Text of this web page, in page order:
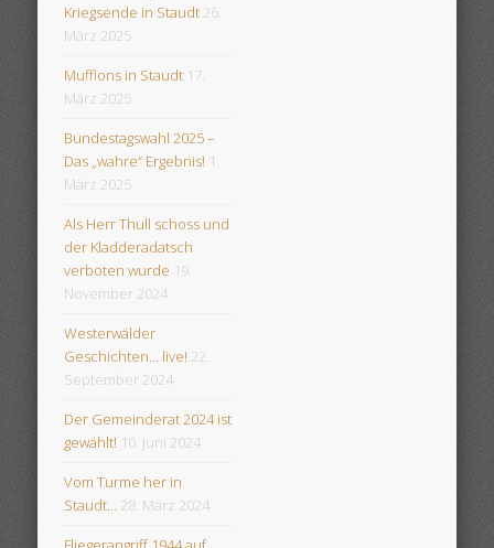
Kriegsende in Staudt 26.
März 2025
Mufflons in Staudt 17.
März 2025
Bundestagswahl 2025 –
Das „wahre“ Ergebnis! 1.
März 2025
Als Herr Thull schoss und
der Kladderadatsch
verboten wurde 19.
November 2024
Westerwälder
Geschichten… live! 22.
September 2024
Der Gemeinderat 2024 ist
gewählt! 10. Juni 2024
Vom Turme her in
Staudt… 28. März 2024